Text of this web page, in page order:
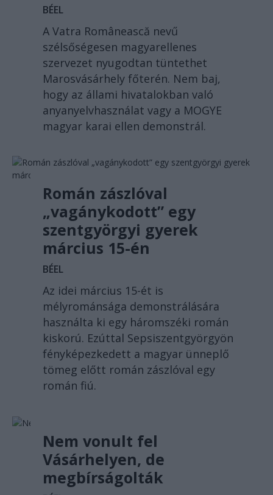
BÉEL
A Vatra Românească nevű
szélsőségesen magyarellenes
szervezet nyugodtan tüntethet
Marosvásárhely főterén. Nem baj,
hogy az állami hivatalokban való
anyanyelvhasználat vagy a MOGYE
magyar karai ellen demonstrál.
Román zászlóval
„vagánykodott” egy
szentgyörgyi gyerek
március 15-én
BÉEL
Az idei március 15-ét is
mélyrománsága demonstrálására
használta ki egy háromszéki román
kiskorú. Ezúttal Sepsiszentgyörgyön
fényképezkedett a magyar ünneplő
tömeg előtt román zászlóval egy
román fiú.
Nem vonult fel
Vásárhelyen, de
megbírságolták